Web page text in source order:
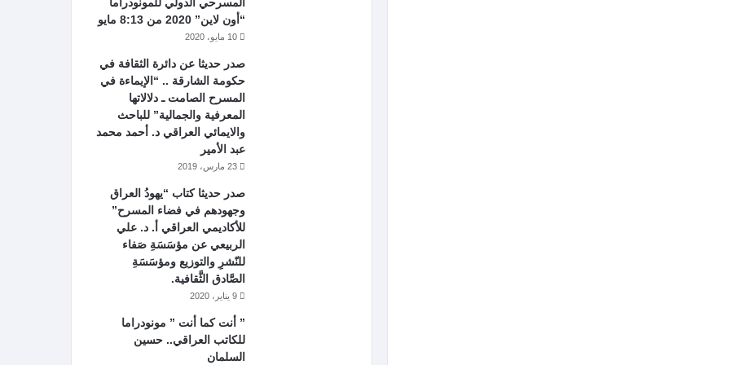
“أون لاين” 2020 من 8:13 مايو
10 مايو، 2020
صدر حديثا عن دائرة الثقافة في
حكومة الشارقة .. “الإيماءة في
المسرح الصامت ـ دلالاتها
المعرفية والجمالية” للباحث
والايمائي العراقي د. أحمد محمد
عبد الأمير
23 مارس، 2019
صدر حديثا كتاب “يهودُ العراق
وجهودهم في فضاء المسرح”
للأكاديمي العراقي أ. د. علي
الربيعي عن مؤسَسَةِ صَفاء
للنّشرِ والتوزيع ومؤسَسَةِ
الصَّادق الثَّقافية.
9 يناير، 2020
” أنت كما أنت ” مونودراما
للكاتب العراقي.. حسين
السلمان